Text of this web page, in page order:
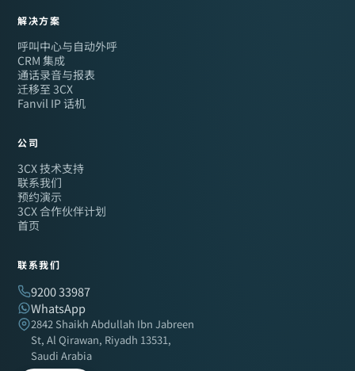
解决方案
呼叫中心与自动外呼
CRM 集成
通话录音与报表
迁移至 3CX
Fanvil IP 话机
公司
3CX 技术支持
联系我们
预约演示
3CX 合作伙伴计划
首页
联系我们
9200 33987
WhatsApp
2842 Shaikh Abdullah Ibn Jabreen
St, Al Qirawan, Riyadh 13531,
Saudi Arabia